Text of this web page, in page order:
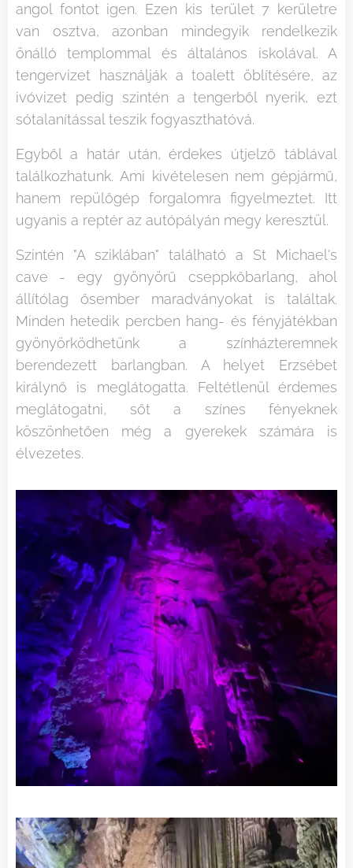
angol fontot igen. Ezen kis terület 7 kerületre
van osztva, azonban mindegyik rendelkezik
önálló templommal és általános iskolával. A
tengervizet használják a toalett öblítésére, az
ivóvizet pedig szintén a tengerből nyerik, ezt
sótalanítással teszik fogyaszthatóvá.
Egyből a határ után, érdekes útjelző táblával
találkozhatunk. Ami kivételesen nem gépjármű,
hanem repülőgép forgalomra figyelmeztet. Itt
ugyanis a reptér az autópályán megy keresztül.
Szintén "A sziklában" található a St Michael's
cave - egy gyönyörű cseppkőbarlang, ahol
állítólag ősember maradványokat is találtak.
Minden hetedik percben hang- és fényjátékban
gyönyörködhetünk a színházteremnek
berendezett barlangban. A helyet Erzsébet
királynő is meglátogatta. Feltétlenül érdemes
meglátogatni, sőt a színes fényeknek
köszönhetően még a gyerekek számára is
élvezetes.